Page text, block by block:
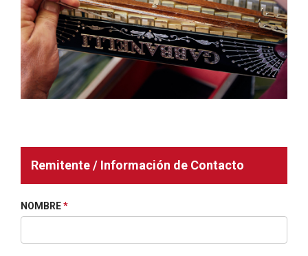
Remitente / Información de Contacto
NOMBRE*